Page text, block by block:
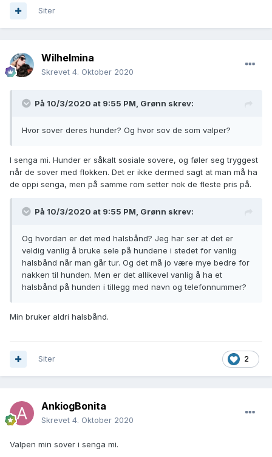
Siter
Wilhelmina
Skrevet 4. Oktober 2020
På 10/3/2020 at 9:55 PM, Grønn skrev:
Hvor sover deres hunder? Og hvor sov de som valper?
I senga mi. Hunder er såkalt sosiale sovere, og føler seg tryggest
når de sover med flokken. Det er ikke dermed sagt at man må ha
de oppi senga, men på samme rom setter nok de fleste pris på.
På 10/3/2020 at 9:55 PM, Grønn skrev:
Og hvordan er det med halsbånd? Jeg har ser at det er
veldig vanlig å bruke sele på hundene i stedet for vanlig
halsbånd når man går tur. Og det må jo være mye bedre for
nakken til hunden. Men er det allikevel vanlig å ha et
halsbånd på hunden i tillegg med navn og telefonnummer?
Min bruker aldri halsbånd.
2
Siter
AnkiogBonita
Skrevet 4. Oktober 2020
Valpen min sover i senga mi.